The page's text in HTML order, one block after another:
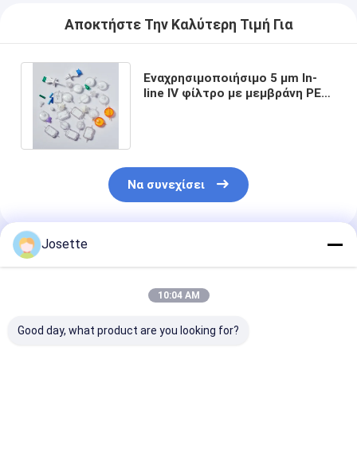
Αποκτήστε Την Καλύτερη Τιμή Για
Εναχρησιμοποιήσιμο 5 μm In-
line IV φίλτρο με μεμβράνη PES
Να συνεχίσει
Συνιστώμενα Προϊόντα
Josette
10:04 AM
Good day, what product are you looking for?